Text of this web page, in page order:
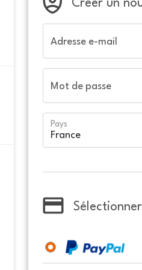
Créer un
Adresse e-mail
Mot de passe
Pays